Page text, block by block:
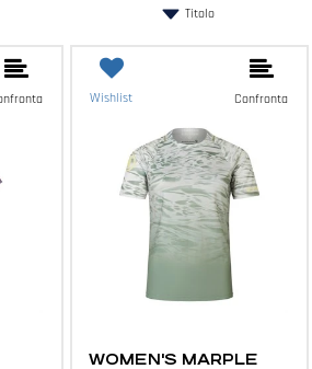
Wishlist Confronta
WOMEN'S MARPLE